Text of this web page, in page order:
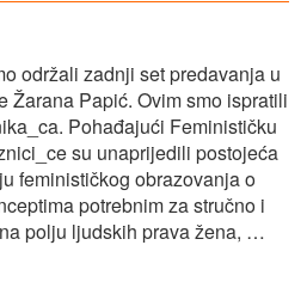
održali zadnji set predavanja u
Žarana Papić. Ovim smo ispratili
Pohađajući Feminističku
su unaprijedili postojeća
feminističkog obrazovanja o
potrebnim za stručno i
polju ljudskih prava žena, …